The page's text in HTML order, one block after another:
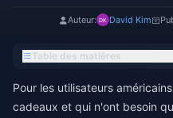
Auteur: David Kim
Table des matières
Pour les utilisateurs
cadeaux et qui n'ont besoin